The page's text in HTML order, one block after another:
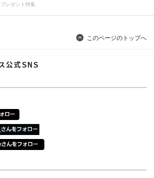
プレゼント特集
このページのトップへ